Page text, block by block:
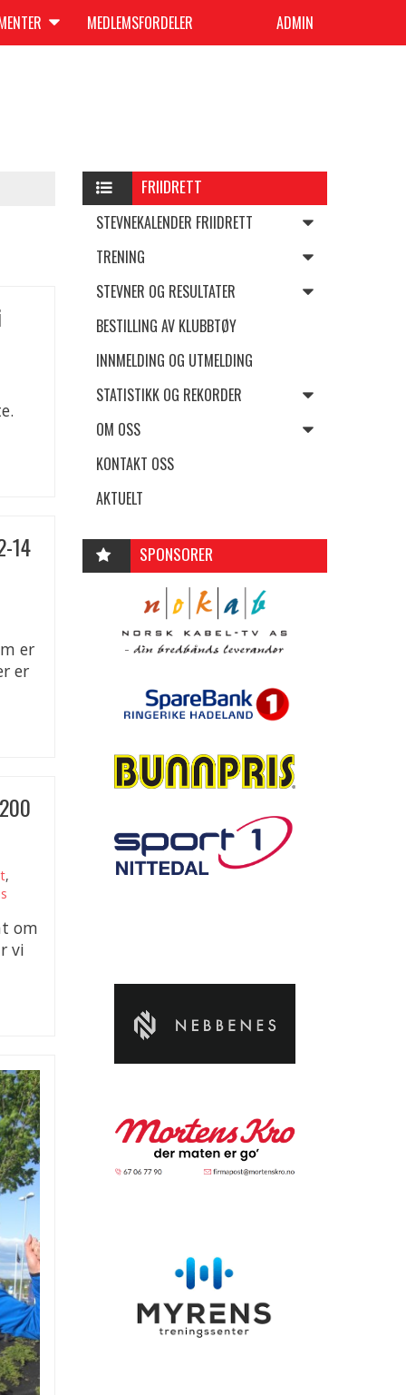
MEDLEMSFORDELER ADMIN
14
er
er
,
om
vi
FRIIDRETT
STEVNEKALENDER FRIIDRETT
TRENING
STEVNER OG RESULTATER
BESTILLING AV KLUBBTØY
INNMELDING OG UTMELDING
STATISTIKK OG REKORDER
OM OSS
KONTAKT OSS
AKTUELT
SPONSORER